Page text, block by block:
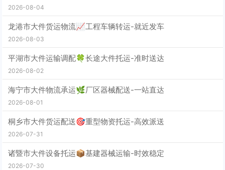
2026-08-04
龙港市大件货运物流📈工程车辆转运-就近发车
2026-08-03
平湖市大件运输调配🍀长途大件托运-准时送达
2026-08-02
海宁市大件物流承运🌿厂区器械配送-一站直达
2026-08-01
桐乡市大件货运配送🎯重型物资托运-高效派送
2026-07-31
诸暨市大件设备托运📦基建器械运输-时效稳定
2026-07-30